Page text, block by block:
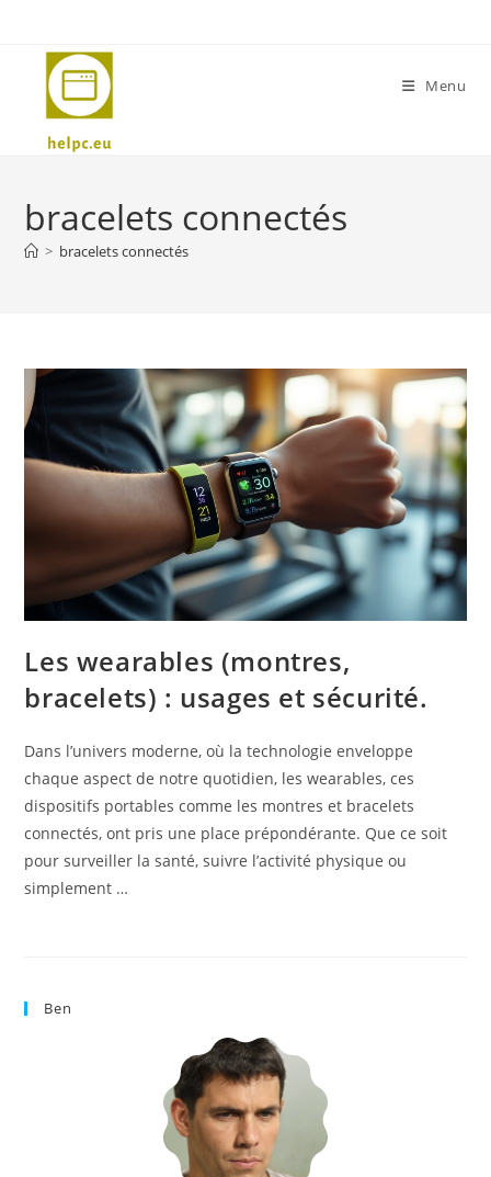
content
Menu
bracelets connectés
> bracelets connectés
Les wearables (montres,
bracelets) : usages et sécurité.
Dans l’univers moderne, où la technologie enveloppe
chaque aspect de notre quotidien, les wearables, ces
dispositifs portables comme les montres et bracelets
connectés, ont pris une place prépondérante. Que ce soit
pour surveiller la santé, suivre l’activité physique ou
simplement …
Ben